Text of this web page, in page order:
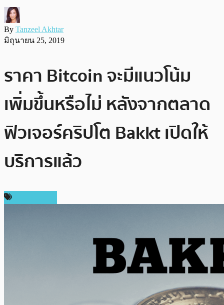
By Tanzeel Akhtar
มิถุนายน 25, 2019
ราคา Bitcoin จะมีแนวโน้ม
เพิ่มขึ้นหรือไม่ หลังจากตลาด
ฟิวเจอร์คริปโต Bakkt เปิดให้
บริการแล้ว